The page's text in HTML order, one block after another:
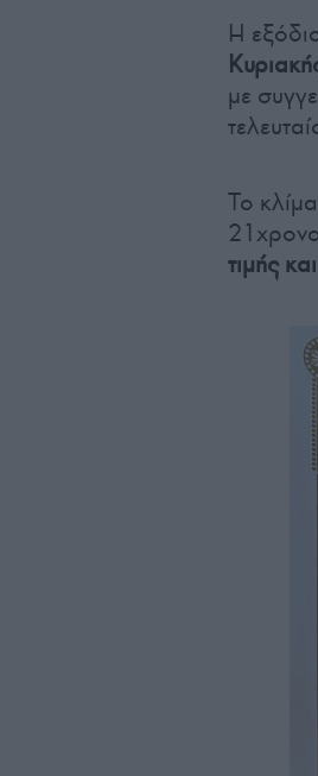
Η
με
Το
τιμής